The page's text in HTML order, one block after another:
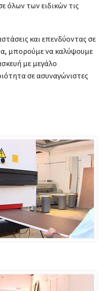
όλων των ειδικών τις
και επενδύοντας σε
μπορούμε να καλύψουμε
με μεγάλο
σε ασυναγώνιστες